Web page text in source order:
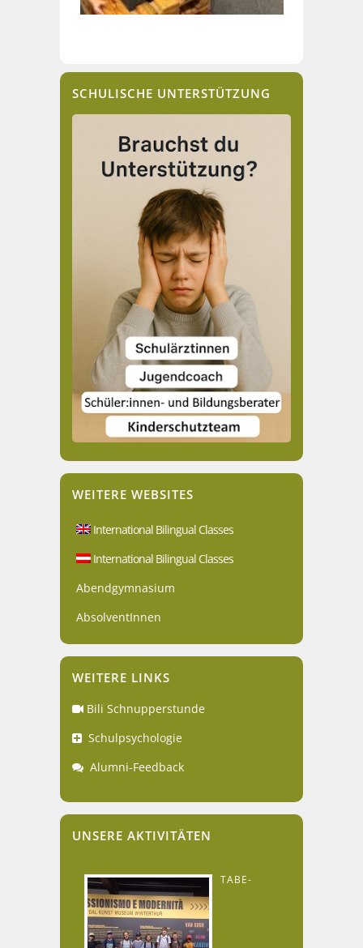
SCHULISCHE UNTERSTÜTZUNG
WEITERE WEBSITES
International Bilingual Classes
International Bilingual Classes
Abendgymnasium
AbsolventInnen
WEITERE LINKS
Bili Schnupperstunde
Schulpsychologie
Alumni-Feedback
UNSERE AKTIVITÄTEN
TABE-